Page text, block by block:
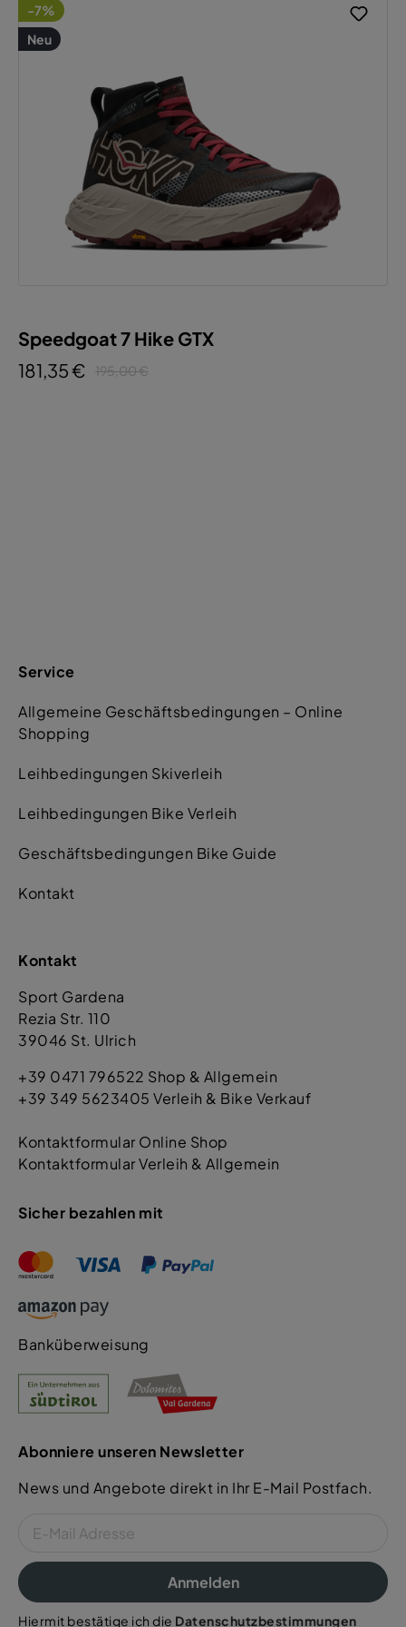
-7%
Neu
Speedgoat 7 Hike GTX
181,35 €
195,00 €
Service
Allgemeine Geschäftsbedingungen – Online
Shopping
Leihbedingungen Skiverleih
Leihbedingungen Bike Verleih
Geschäftsbedingungen Bike Guide
Kontakt
Kontakt
Sport Gardena
Rezia Str. 110
39046 St. Ulrich
+39 0471 796522 Shop & Allgemein
+39 349 5623405 Verleih & Bike Verkauf
Kontaktformular Online Shop
Kontaktformular Verleih & Allgemein
Sicher bezahlen mit
Banküberweisung
Abonniere unseren Newsletter
News und Angebote direkt in Ihr E-Mail Postfach.
Anmelden
Hiermit bestätige ich die Datenschutzbestimmungen